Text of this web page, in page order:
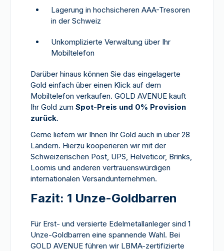
Lagerung in hochsicheren AAA-Tresoren
in der Schweiz
Unkomplizierte Verwaltung über Ihr
Mobiltelefon
Darüber hinaus können Sie das eingelagerte
Gold einfach über einen Klick auf dem
Mobiltelefon verkaufen. GOLD AVENUE kauft
Ihr Gold zum Spot-Preis und 0% Provision
zurück.
Gerne liefern wir Ihnen Ihr Gold auch in über 28
Ländern. Hierzu kooperieren wir mit der
Schweizerischen Post, UPS, Helveticor, Brinks,
Loomis und anderen vertrauenswürdigen
internationalen Versandunternehmen.
Fazit: 1 Unze-Goldbarren
Für Erst- und versierte Edelmetallanleger sind 1
Unze-Goldbarren eine spannende Wahl. Bei
GOLD AVENUE führen wir LBMA-zertifizierte